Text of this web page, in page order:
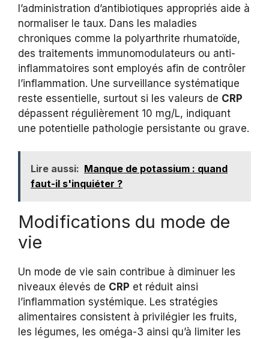
l’administration d’antibiotiques appropriés aide à
normaliser le taux. Dans les maladies
chroniques comme la polyarthrite rhumatoïde,
des traitements immunomodulateurs ou anti-
inflammatoires sont employés afin de contrôler
l’inflammation. Une surveillance systématique
reste essentielle, surtout si les valeurs de CRP
dépassent régulièrement 10 mg/L, indiquant
une potentielle pathologie persistante ou grave.
Lire aussi: Manque de potassium : quand
faut-il s'inquiéter ?
Modifications du mode de
vie
Un mode de vie sain contribue à diminuer les
niveaux élevés de CRP et réduit ainsi
l’inflammation systémique. Les stratégies
alimentaires consistent à privilégier les fruits,
les légumes, les oméga-3 ainsi qu’à limiter les